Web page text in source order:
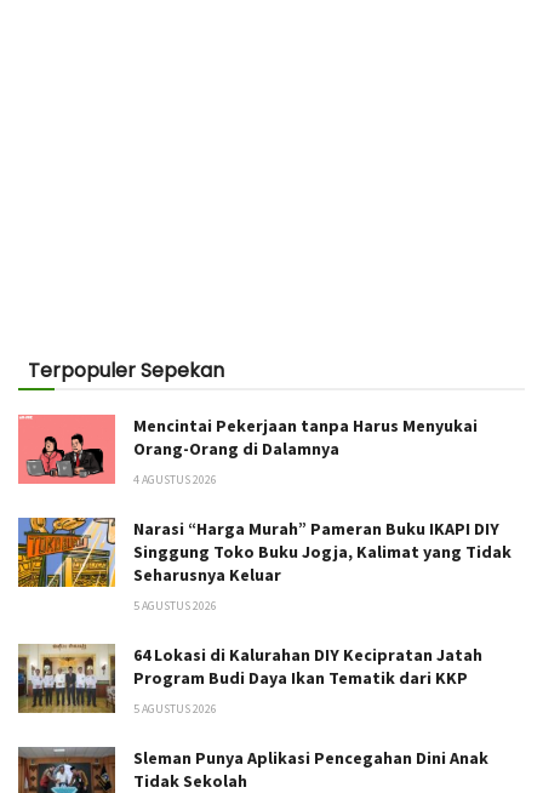
Terpopuler Sepekan
Mencintai Pekerjaan tanpa Harus Menyukai
Orang-Orang di Dalamnya
4 AGUSTUS 2026
Narasi “Harga Murah” Pameran Buku IKAPI DIY
Singgung Toko Buku Jogja, Kalimat yang Tidak
Seharusnya Keluar
5 AGUSTUS 2026
64 Lokasi di Kalurahan DIY Kecipratan Jatah
Program Budi Daya Ikan Tematik dari KKP
5 AGUSTUS 2026
Sleman Punya Aplikasi Pencegahan Dini Anak
Tidak Sekolah